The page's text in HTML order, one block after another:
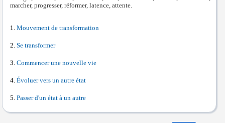
marcher, progresser, réformer, latence, attente.
Mouvement de transformation
Se transformer
Commencer une nouvelle vie
Évoluer vers un autre état
Passer d'un état à un autre